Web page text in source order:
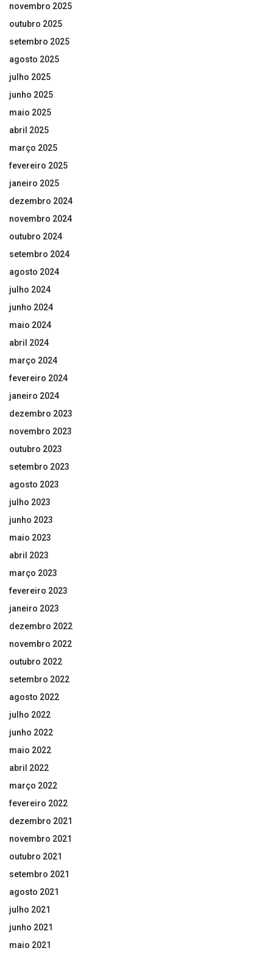
novembro 2025
outubro 2025
setembro 2025
agosto 2025
julho 2025
junho 2025
maio 2025
abril 2025
março 2025
fevereiro 2025
janeiro 2025
dezembro 2024
novembro 2024
outubro 2024
setembro 2024
agosto 2024
julho 2024
junho 2024
maio 2024
abril 2024
março 2024
fevereiro 2024
janeiro 2024
dezembro 2023
novembro 2023
outubro 2023
setembro 2023
agosto 2023
julho 2023
junho 2023
maio 2023
abril 2023
março 2023
fevereiro 2023
janeiro 2023
dezembro 2022
novembro 2022
outubro 2022
setembro 2022
agosto 2022
julho 2022
junho 2022
maio 2022
abril 2022
março 2022
fevereiro 2022
dezembro 2021
novembro 2021
outubro 2021
setembro 2021
agosto 2021
julho 2021
junho 2021
maio 2021